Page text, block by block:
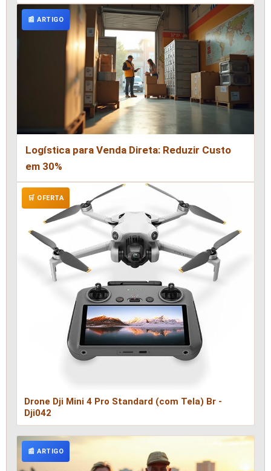
📰 ARTIGO
Logística para Venda Direta: Reduzir Custo
em 30%
🛒 OFERTA
Drone Dji Mini 4 Pro Standard (com Tela) Br -
Dji042
📰 ARTIGO